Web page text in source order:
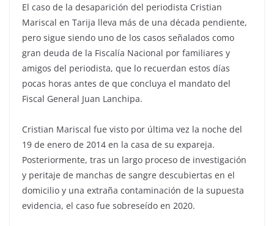
El caso de la desaparición del periodista Cristian
Mariscal en Tarija lleva más de una década pendiente,
pero sigue siendo uno de los casos señalados como
gran deuda de la Fiscalía Nacional por familiares y
amigos del periodista, que lo recuerdan estos días
pocas horas antes de que concluya el mandato del
Fiscal General Juan Lanchipa.
Cristian Mariscal fue visto por última vez la noche del
19 de enero de 2014 en la casa de su expareja.
Posteriormente, tras un largo proceso de investigación
y peritaje de manchas de sangre descubiertas en el
domicilio y una extraña contaminación de la supuesta
evidencia, el caso fue sobreseído en 2020.